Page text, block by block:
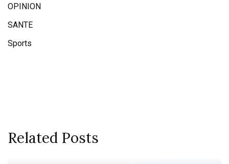
OPINION
SANTE
Sports
Related Posts